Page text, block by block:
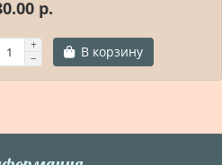
р.
В корзину